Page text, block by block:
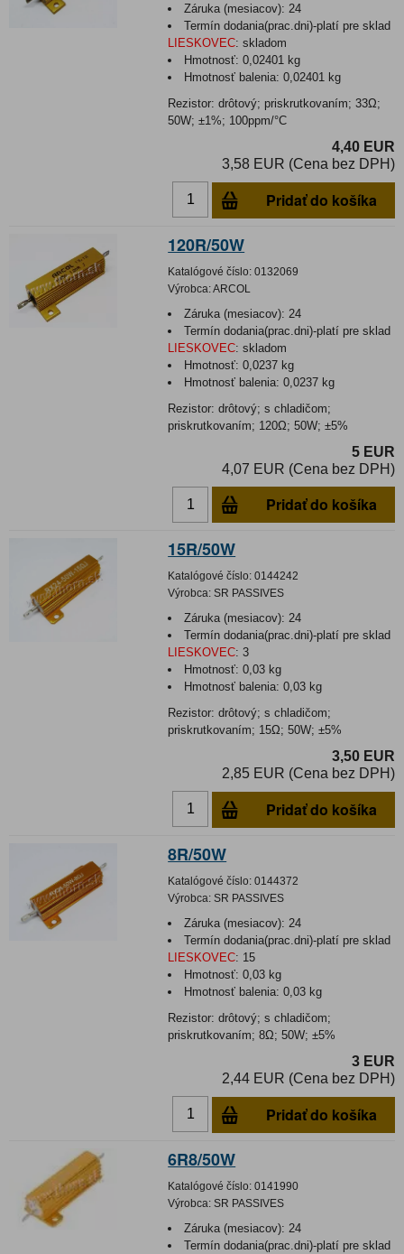
Záruka (mesiacov): 24
Termín dodania(prac.dni)-platí pre sklad
LIESKOVEC: skladom
Hmotnosť:0,02401 kg
Hmotnosť balenia:0,02401 kg
Rezistor: drôtový; priskrutkovaním; 33Ω;
50W; ±1%; 100ppm/°C
4,40 EUR
3,58 EUR (Cena bez DPH)
Pridať do košíka
120R/50W
Katalógové číslo: 0132069
Výrobca:ARCOL
Záruka (mesiacov): 24
Termín dodania(prac.dni)-platí pre sklad
LIESKOVEC: skladom
Hmotnosť:0,0237 kg
Hmotnosť balenia:0,0237 kg
Rezistor: drôtový; s chladičom;
priskrutkovaním; 120Ω; 50W; ±5%
5 EUR
4,07 EUR (Cena bez DPH)
Pridať do košíka
15R/50W
Katalógové číslo: 0144242
Výrobca: SR PASSIVES
Záruka (mesiacov): 24
Termín dodania(prac.dni)-platí pre sklad
LIESKOVEC: 3
Hmotnosť:0,03 kg
Hmotnosť balenia:0,03 kg
Rezistor: drôtový; s chladičom;
priskrutkovaním; 15Ω; 50W; ±5%
3,50 EUR
2,85 EUR (Cena bez DPH)
Pridať do košíka
8R/50W
Katalógové číslo: 0144372
Výrobca: SR PASSIVES
Záruka (mesiacov): 24
Termín dodania(prac.dni)-platí pre sklad
LIESKOVEC: 15
Hmotnosť:0,03 kg
Hmotnosť balenia:0,03 kg
Rezistor: drôtový; s chladičom;
priskrutkovaním; 8Ω; 50W; ±5%
3 EUR
2,44 EUR (Cena bez DPH)
Pridať do košíka
6R8/50W
Katalógové číslo: 0141990
Výrobca: SR PASSIVES
Záruka (mesiacov): 24
Termín dodania(prac.dni)-platí pre sklad